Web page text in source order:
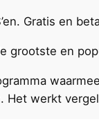
Gratis en
grootste en
Het werkt